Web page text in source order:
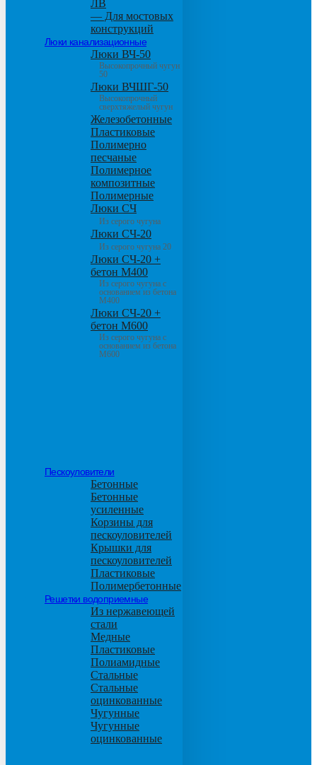
ЛВ
— Для мостовых
конструкций
Люки канализационные
Люки ВЧ-50
Высокопрочный чугун
50
Люки ВЧШГ-50
Высокопрочный
сверхтяжелый чугун
Железобетонные
Пластиковые
Полимерно
песчаные
Полимерное
композитные
Полимерные
Люки СЧ
Из серого чугуна
Люки СЧ-20
Из серого чугуна 20
Люки СЧ-20 +
бетон М400
Из серого чугуна с
основанием из бетона
М400
Люки СЧ-20 +
бетон М600
Из серого чугуна с
основанием из бетона
М600
Пескоуловители
Бетонные
Бетонные
усиленные
Корзины для
пескоуловителей
Крышки для
пескоуловителей
Пластиковые
Полимербетонные
Решетки водоприемные
Из нержавеющей
стали
Медные
Пластиковые
Полиамидные
Стальные
Стальные
оцинкованные
Чугунные
Чугунные
оцинкованные